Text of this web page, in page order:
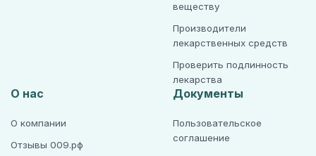
веществу
Производители
лекарственных средств
Проверить подлинность
лекарства
О нас
О компании
Отзывы 009.рф
Документы
Пользовательское
соглашение